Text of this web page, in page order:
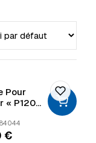
Pour
« P120
Mat »
€